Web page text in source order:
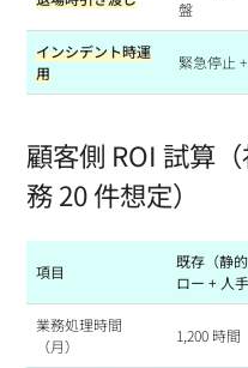
盤
インシデント時運
用
緊急停止
顧客側 ROI 試算
務 20 件想定）
項目
既存（静
ロー + 人手
業務処理時間
（月）
1,200 時間